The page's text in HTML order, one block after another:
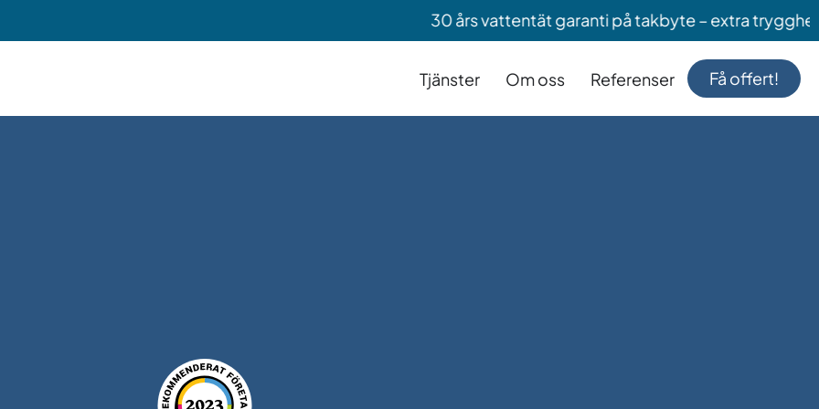
30 års vattentät garanti på takbyte – extra trygghet när du
Tjänster Om oss Referenser Få offert!